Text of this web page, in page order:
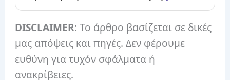
DISCLAIMER: Το άρθρο βασίζεται σε δικές
μας απόψεις και πηγές. Δεν φέρουμε
ευθύνη για τυχόν σφάλματα ή
ανακρίβειες.